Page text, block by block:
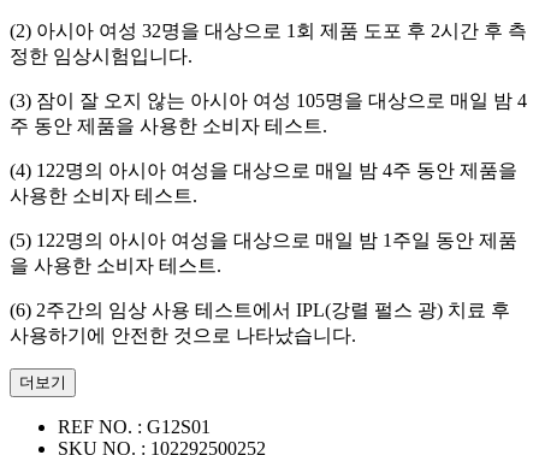
(2) 아시아 여성 32명을 대상으로 1회 제품 도포 후 2시간 후 측
정한 임상시험입니다.
(3) 잠이 잘 오지 않는 아시아 여성 105명을 대상으로 매일 밤 4
주 동안 제품을 사용한 소비자 테스트.
(4) 122명의 아시아 여성을 대상으로 매일 밤 4주 동안 제품을
사용한 소비자 테스트.
(5) 122명의 아시아 여성을 대상으로 매일 밤 1주일 동안 제품
을 사용한 소비자 테스트.
(6) 2주간의 임상 사용 테스트에서 IPL(강렬 펄스 광) 치료 후
사용하기에 안전한 것으로 나타났습니다.
더보기
REF NO. : G12S01
SKU NO. : 102292500252